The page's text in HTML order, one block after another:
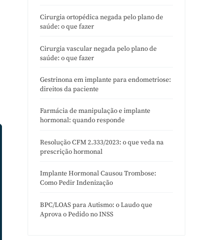
Cirurgia ortopédica negada pelo plano de
saúde: o que fazer
Cirurgia vascular negada pelo plano de
saúde: o que fazer
Gestrinona em implante para endometriose:
direitos da paciente
Farmácia de manipulação e implante
hormonal: quando responde
Resolução CFM 2.333/2023: o que veda na
prescrição hormonal
Implante Hormonal Causou Trombose:
Como Pedir Indenização
BPC/LOAS para Autismo: o Laudo que
Aprova o Pedido no INSS